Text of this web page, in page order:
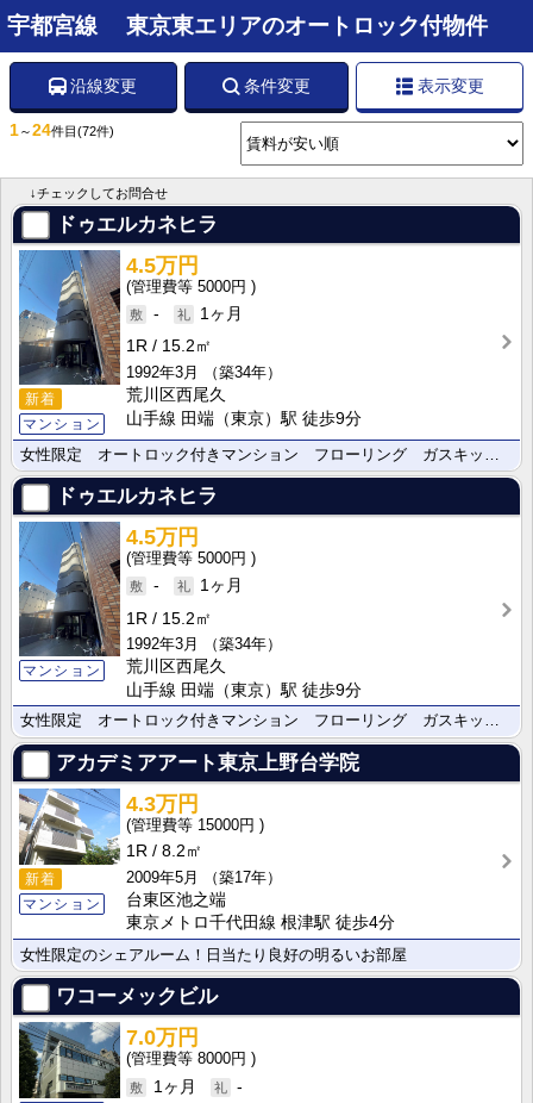
宇都宮線 東京東エリアのオートロック付物件
沿線変更 条件変更 表示変更
1～24件目 (72件)
↓チェックしてお問合せ
ドゥエルカネヒラ
新着
マンション
4.5万円
5000円
-
1ヶ月
1R
15.2㎡
1992年3月
（築34年）
荒川区西尾久
山手線 田端（東京）駅 徒歩9分
女性限定 オートロック付きマンション フローリング ガスキッチン
ドゥエルカネヒラ
マンション
4.5万円
5000円
-
1ヶ月
1R
15.2㎡
1992年3月
（築34年）
荒川区西尾久
山手線 田端（東京）駅 徒歩9分
女性限定 オートロック付きマンション フローリング ガスキッチン
アカデミアアート東京上野台学院
新着
マンション
4.3万円
15000円
1R
8.2㎡
2009年5月
（築17年）
台東区池之端
東京メトロ千代田線 根津駅 徒歩4分
女性限定のシェアルーム！日当たり良好の明るいお部屋
ワコーメックビル
7.0万円
8000円
1ヶ月
-